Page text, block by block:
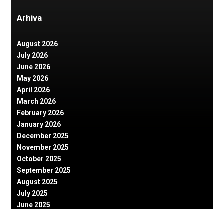
Arhiva
August 2026
July 2026
June 2026
May 2026
April 2026
March 2026
February 2026
January 2026
December 2025
November 2025
October 2025
September 2025
August 2025
July 2025
June 2025